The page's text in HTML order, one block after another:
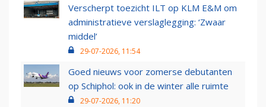
Verscherpt toezicht ILT op KLM E&M om
administratieve verslaglegging: ‘Zwaar
middel’
29-07-2026, 11:54
Goed nieuws voor zomerse debutanten
op Schiphol: ook in de winter alle ruimte
29-07-2026, 11:20